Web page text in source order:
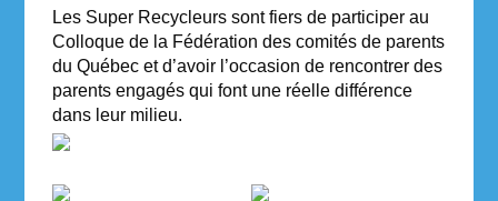
Les Super Recycleurs sont fiers de participer au
Colloque de la Fédération des comités de parents
du Québec et d’avoir l’occasion de rencontrer des
parents engagés qui font une réelle différence
dans leur milieu.